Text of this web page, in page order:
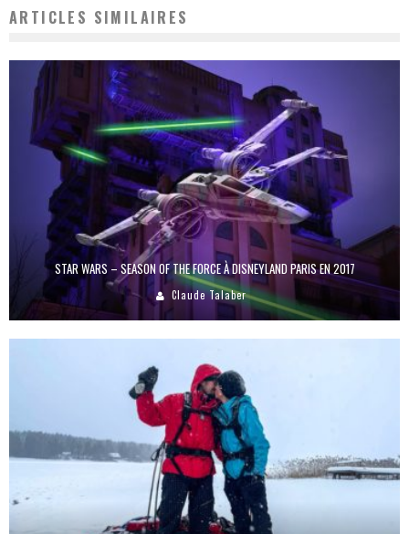
ARTICLES SIMILAIRES
STAR WARS – SEASON OF THE FORCE À DISNEYLAND PARIS EN 2017
Claude Talaber